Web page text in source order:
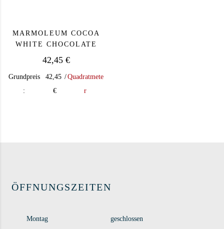
MARMOLEUM COCOA
WHITE CHOCOLATE
42,45 €
Grundpreis
:
42,45
€
/Quadratmete
r
ÖFFNUNGSZEITEN
Montag geschlossen